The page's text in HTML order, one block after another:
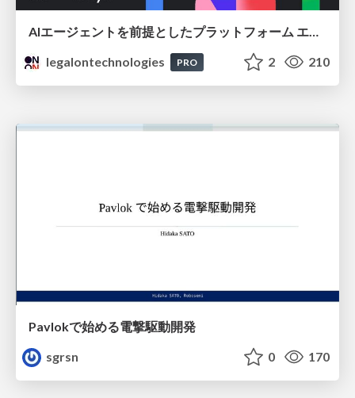
legalontechnologies
PRO 2 210
Pavlokで始める電撃駆動開発
sgrsn
0 170